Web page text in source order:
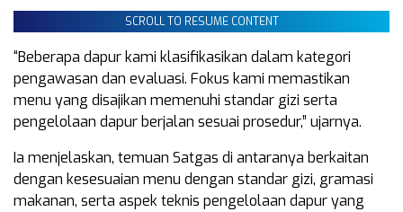
SCROLL TO RESUME CONTENT
“Beberapa dapur kami klasifikasikan dalam kategori
pengawasan dan evaluasi. Fokus kami memastikan
menu yang disajikan memenuhi standar gizi serta
pengelolaan dapur berjalan sesuai prosedur,” ujarnya.
Ia menjelaskan, temuan Satgas di antaranya berkaitan
dengan kesesuaian menu dengan standar gizi, gramasi
makanan, serta aspek teknis pengelolaan dapur yang